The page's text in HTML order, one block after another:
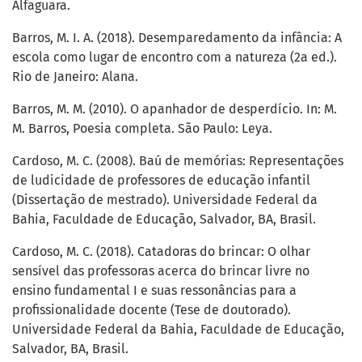
Alfaguara.
Barros, M. I. A. (2018). Desemparedamento da infância: A
escola como lugar de encontro com a natureza (2a ed.).
Rio de Janeiro: Alana.
Barros, M. M. (2010). O apanhador de desperdício. In: M.
M. Barros, Poesia completa. São Paulo: Leya.
Cardoso, M. C. (2008). Baú de memórias: Representações
de ludicidade de professores de educação infantil
(Dissertação de mestrado). Universidade Federal da
Bahia, Faculdade de Educação, Salvador, BA, Brasil.
Cardoso, M. C. (2018). Catadoras do brincar: O olhar
sensível das professoras acerca do brincar livre no
ensino fundamental I e suas ressonâncias para a
profissionalidade docente (Tese de doutorado).
Universidade Federal da Bahia, Faculdade de Educação,
Salvador, BA, Brasil.